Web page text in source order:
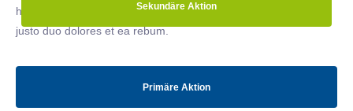
Sekundäre Aktion
hinterlegt, Hintergrund abgedunkelt. At vero eos et accusam et
justo duo dolores et ea rebum.
Primäre Aktion